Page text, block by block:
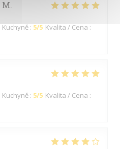
M
Kuchyně:5/5 Kvalita / Cena :
Kuchyně : 5/5 Kvalita / Cena :